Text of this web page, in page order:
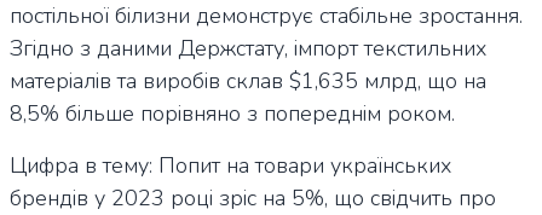
постільної білизни демонструє стабільне зростання.
Згідно з даними Держстату, імпорт текстильних
матеріалів та виробів склав $1,635 млрд, що на
8,5% більше порівняно з попереднім роком.
Цифра в тему: Попит на товари українських
брендів у 2023 році зріс на 5%, що свідчить про